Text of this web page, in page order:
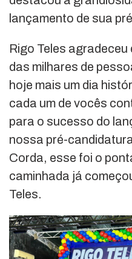
lançamento de sua
Rigo Teles
das milhares de
hoje mais um dia
cada um de vocês
para o sucesso do
nossa pré-
Corda, esse foi o
caminhada já
Teles.